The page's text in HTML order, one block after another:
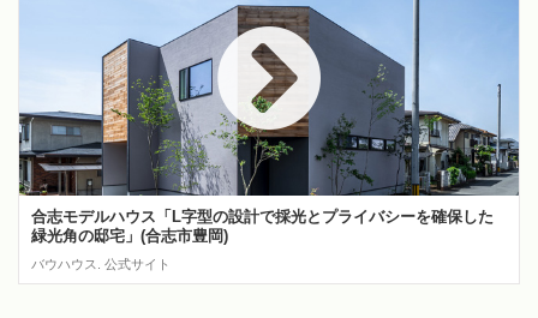
合志モデルハウス「L字型の設計で採光とプライバシーを確保した
緑光角の邸宅」(合志市豊岡)
バウハウス. 公式サイト